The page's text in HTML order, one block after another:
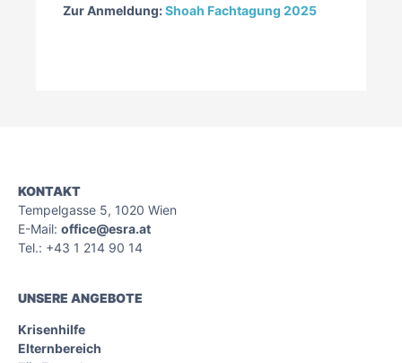
Zur Anmeldung:Shoah Fachtagung 2025
KONTAKT
Tempelgasse 5, 1020 Wien
E-Mail: office@esra.at
Tel.: +43 1 214 90 14
UNSERE ANGEBOTE
Krisenhilfe
Elternbereich